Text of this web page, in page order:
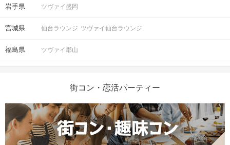
岩手県 ツヴァイ盛岡
宮城県 仙台ラウンジ ツヴァイ仙台ラウンジ
福島県 ツヴァイ郡山
街コン・恋活パーティー